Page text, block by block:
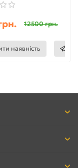
12500 грн.
наявність